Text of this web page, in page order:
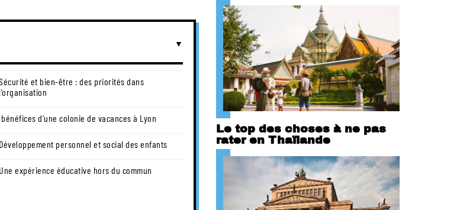
et bien-être : des priorités dans
bénéfices d’une colonie de vacances à Lyon
Développement personnel et social des enfants
Une expérience éducative hors du commun
Le top des choses à ne pas
rater en Thaïlande